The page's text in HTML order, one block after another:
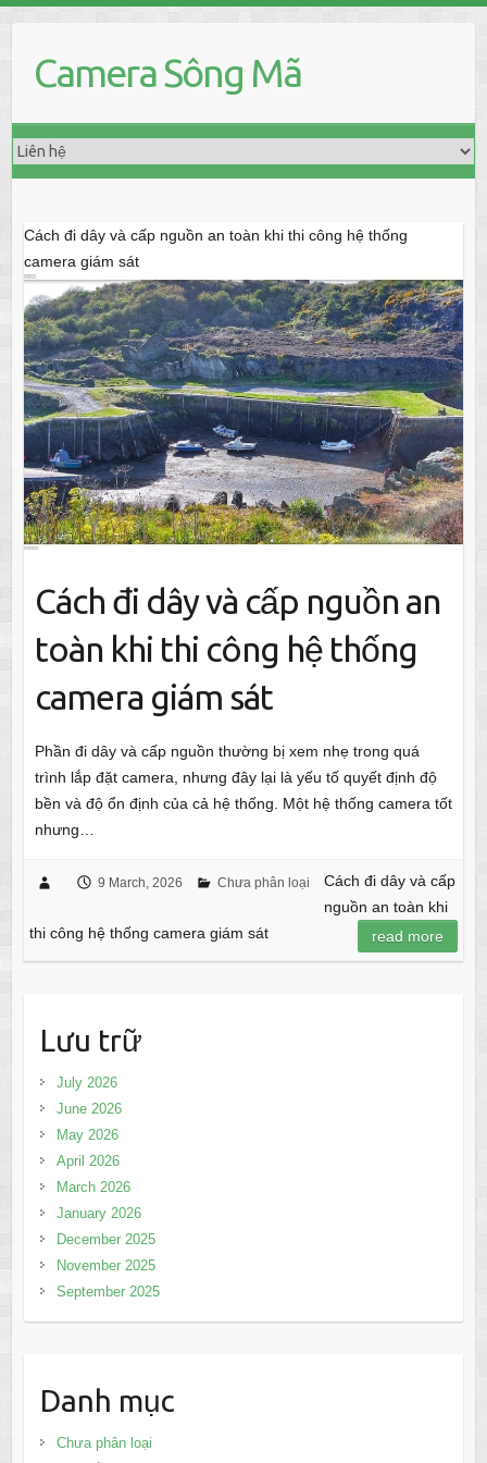
contentCamera Sông Mã
Cách đi dây và cấp nguồn an toàn khi thi công hệ thống
camera giám sát
Cách đi dây và cấp nguồn an
toàn khi thi công hệ thống
camera giám sát
Phần đi dây và cấp nguồn thường bị xem nhẹ trong quá
trình lắp đặt camera, nhưng đây lại là yếu tố quyết định độ
bền và độ ổn định của cả hệ thống. Một hệ thống camera tốt
nhưng…
9 March, 2026 Chưa phân loại
Cách đi dây và cấp
nguồn an toàn khi
thi công hệ thống camera giám sát
read more
Lưu trữ
July 2026
June 2026
May 2026
April 2026
March 2026
January 2026
December 2025
November 2025
September 2025
Danh mục
Chưa phân loại